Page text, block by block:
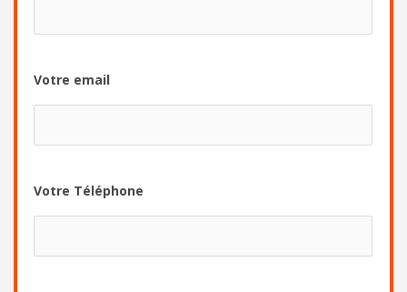
Votre email
Votre Téléphone